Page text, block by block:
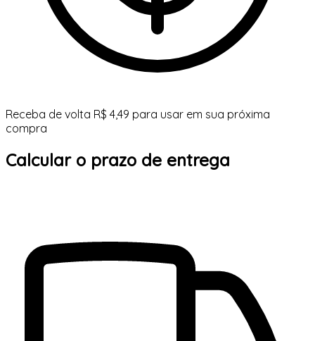
Receba de volta R$ 4,49 para usar em sua próxima
compra
Calcular o prazo de entrega